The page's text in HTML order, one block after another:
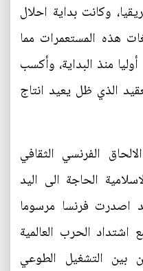
وكانت بداية احلال
هذه المستعمرات مما
منذ البداية، وأكسب
الذي ظل يعيد انتاج
الفرنسي الثقافي
الحاجة الى اليد
اصدرت فرنسا مرسوما
العام 1916م ومع اشتداد الحرب العالمية
بين التشغيل الطوعي